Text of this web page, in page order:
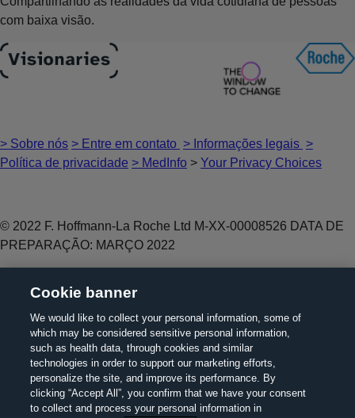
com baixa visão.
> Sobre nós > Entre em contato > Informações legais >
Política de privacidade > MedInfo > Your Privacy Choices
© 2022 F. Hoffmann-La Roche Ltd M-XX-00008526 DATA DE
PREPARAÇÃO: MARÇO 2022
audiência pública, fora dos Estados Unidos da América e do
Reino Unido. Este website é produzido pela Roche e não se
destina a fornecer aconselhamento médico e/ou orientação
sobre tratamentos. O conteúdo deste website não é
promocional e não faz referência específica à disponibilidade
ou utilização de um medicamento
Cookie banner
We would like to collect your personal information, some of
which may be considered sensitive personal information,
such as health data, through cookies and similar
technologies in order to support our marketing efforts,
personalize the site, and improve its performance. By
clicking “Accept All”, you confirm that we have your consent
to collect and process your personal information in